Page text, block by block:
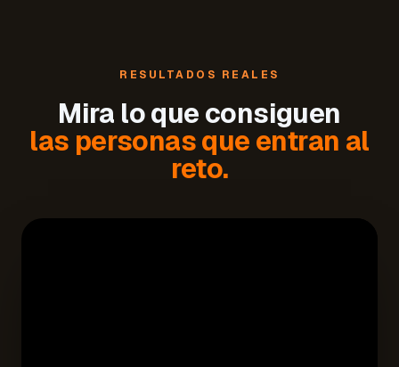
RESULTADOS REALES
Mira lo que consiguen
las personas que entran al
reto.